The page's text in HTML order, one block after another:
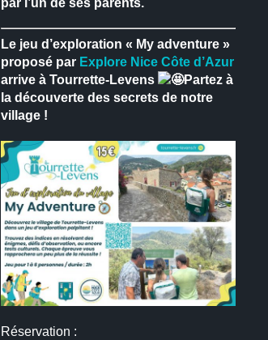
par l’un de ses parents.
Le jeu d’exploration « My adventure »
proposé par Explore Nice Côte d’Azur
arrive à Tourrette-Levens
Partez à
la découverte des secrets de notre
village !
Réservation :